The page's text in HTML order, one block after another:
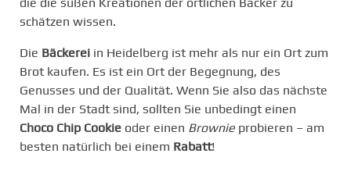
schätzen wissen.
Die Bäckerei in Heidelberg ist mehr als nur ein Ort zum
Brot kaufen. Es ist ein Ort der Begegnung, des
Genusses und der Qualität. Wenn Sie also das nächste
Mal in der Stadt sind, sollten Sie unbedingt einen
Choco Chip Cookie oder einen Brownie probieren – am
besten natürlich bei einem Rabatt!